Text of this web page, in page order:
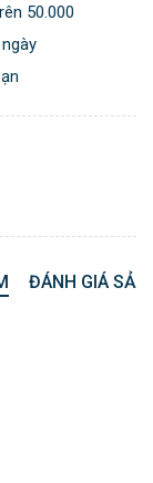
50.000
ĐÁNH GIÁ